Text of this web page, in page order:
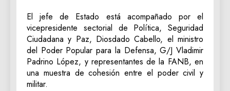
El jefe de Estado está acompañado por el
vicepresidente sectorial de Política, Seguridad
Ciudadana y Paz, Diosdado Cabello, el ministro
del Poder Popular para la Defensa, G/J Vladimir
Padrino López, y representantes de la FANB, en
una muestra de cohesión entre el poder civil y
militar.